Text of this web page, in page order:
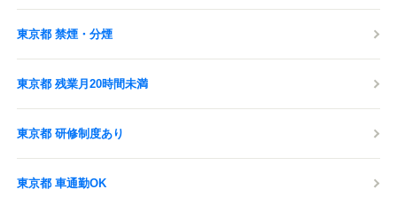
東京都 禁煙・分煙
東京都 残業月20時間未満
東京都 研修制度あり
東京都 車通勤OK